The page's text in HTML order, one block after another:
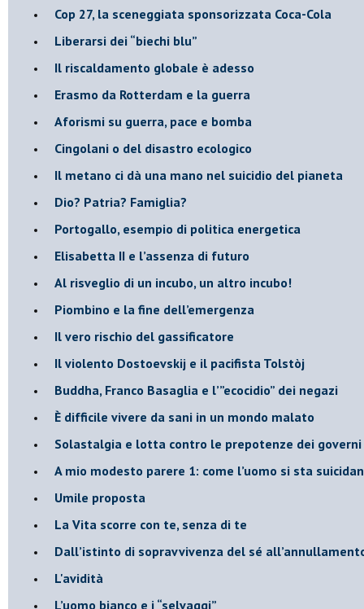
​Cop 27, la sceneggiata sponsorizzata Coca-Cola
​Liberarsi dei “biechi blu”
Il riscaldamento globale è adesso
​Erasmo da Rotterdam e la guerra
​Aforismi su guerra, pace e bomba
Cingolani o del disastro ecologico
​Il metano ci dà una mano nel suicidio del pianeta
​Dio? Patria? Famiglia?
Portogallo, esempio di politica energetica
​Elisabetta II e l’assenza di futuro
Al risveglio di un incubo, un altro incubo!
​Piombino e la fine dell’emergenza
​Il vero rischio del gassificatore
​Il violento Dostoevskij e il pacifista Tolstòj
​Buddha, Franco Basaglia e l’”ecocidio” dei negazi
​È difficile vivere da sani in un mondo malato
Solastalgia e lotta contro le prepotenze dei
​A mio modesto parere 1: come l’uomo si sta
​Umile proposta
​La Vita scorre con te, senza di te
​Dall’istinto di sopravvivenza del sé
L'avidità
​L’uomo bianco e i “selvaggi”